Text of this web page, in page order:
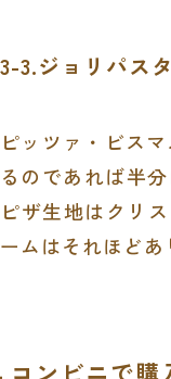
3-3.ジョリパス
ピッツァ・ビス
るのであれば半
ピザ生地はクリ
ームはそれほどあ
コンビニで購